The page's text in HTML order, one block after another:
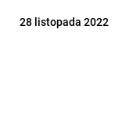
28 listopada 2022